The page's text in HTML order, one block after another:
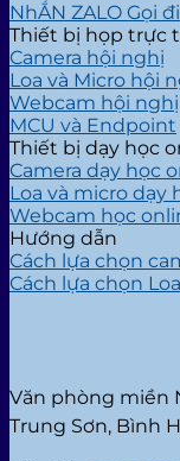
NhẮN ZALO Gọi
Thiết bị họp trực
Camera hội nghị
Loa và Micro hội
Webcam hội nghị
MCU và Endpoint
Thiết bị dạy học
Camera dạy học
Loa và micro dạy
Webcam học
Hướng dẫn
Cách lựa chọn
Cách lựa chọn
Văn phòng miền
Trung Sơn, Bình